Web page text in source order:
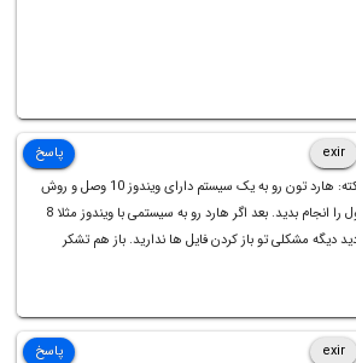
exir
نکته: هارد تون رو به یک سیستم دارای ویندوز 10 وصل و روش
اول را انجام بدید. بعد اگر هارد رو به سیستمی با ویندوز مثلا 8
دیگه مشکلی تو باز کردن فایل ها ندارید. باز هم تشکر
پاسخ
exir
پاسخ